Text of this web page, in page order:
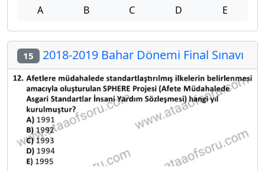
A B C D E
15 2018-2019 Bahar Dönemi Final Sınavı